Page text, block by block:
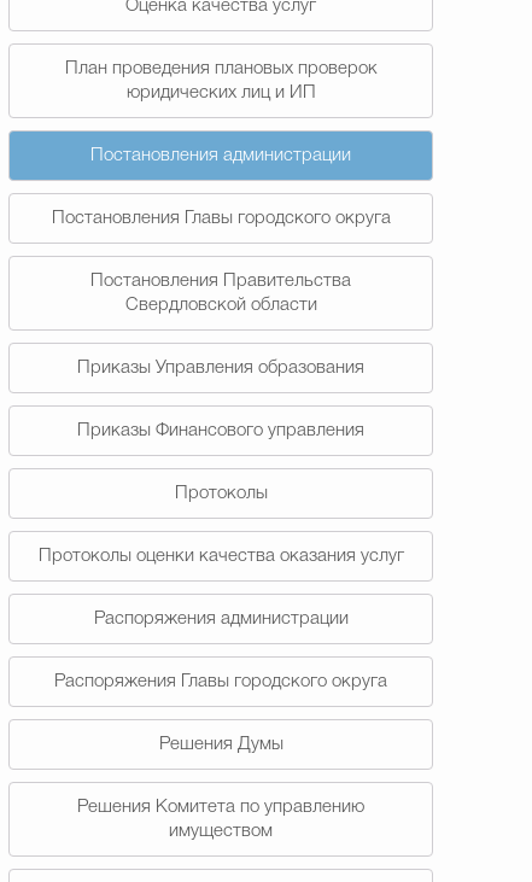
Оценка качества услуг
План проведения плановых проверок
юридических лиц и ИП
Постановления администрации
Постановления Главы городского округа
Постановления Правительства
Свердловской области
Приказы Управления образования
Приказы Финансового управления
Протоколы
Протоколы оценки качества оказания услуг
Распоряжения администрации
Распоряжения Главы городского округа
Решения Думы
Решения Комитета по управлению
имуществом